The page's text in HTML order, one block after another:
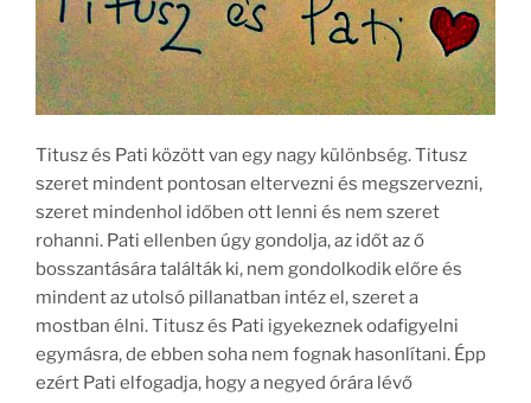
Titusz és Pati között van egy nagy különbség. Titusz
szeret mindent pontosan eltervezni és megszervezni,
szeret mindenhol időben ott lenni és nem szeret
rohanni. Pati ellenben úgy gondolja, az időt az ő
bosszantására találták ki, nem gondolkodik előre és
mindent az utolsó pillanatban intéz el, szeret a
mostban élni. Titusz és Pati igyekeznek odafigyelni
egymásra, de ebben soha nem fognak hasonlítani. Épp
ezért Pati elfogadja, hogy a negyed órára lévő